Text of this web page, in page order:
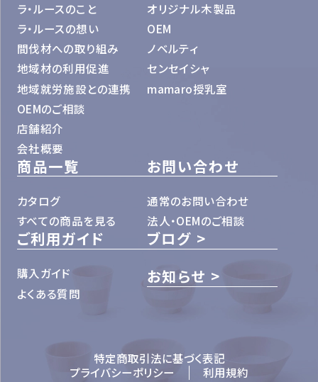
ラ・ルースのこと
ラ・ルースの想い
間伐材への取り組み
地域材の利用促進
地域就労施設との連携
OEMのご相談
店舗紹介
会社概要
オリジナル木製品
OEM
ノベルティ
センセイシャ
mamaro授乳室
商品一覧
カタログ
すべての商品を見る
お問い合わせ
通常のお問い合わせ
法人・OEMのご相談
ご利用ガイド
購入ガイド
よくある質問
ブログ
お知らせ
特定商取引法に基づく表記
プライバシーポリシー
利用規約